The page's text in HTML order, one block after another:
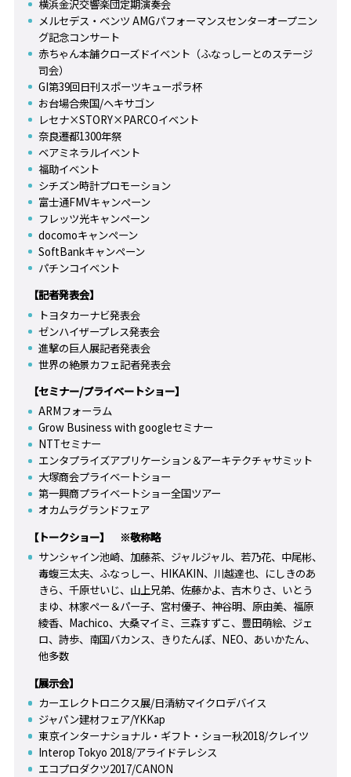
横浜金沢交響楽団定期演奏会
メルセデス・ベンツ AMGパフォーマンスセンターオープニン
グ記念コンサート
赤ちゃん本舗クローズドイベント（ふなっしーとのステージ
司会）
GI第39回日刊スポーツキューポラ杯
お台場合衆国/ヘキサゴン
レセナ×STORY×PARCOイベント
奈良遷都1300年祭
ベアミネラルイベント
福助イベント
シチズン時計プロモーション
富士通FMVキャンペーン
フレッツ光キャンペーン
docomoキャンペーン
SoftBankキャンペーン
パチンコイベント
【記者発表会】
トヨタカーナビ発表会
ゼンハイザープレス発表会
進撃の巨人展記者発表会
世界の絶景カフェ記者発表会
【セミナー/プライベートショー】
ARMフォーラム
Grow Business with googleセミナー
NTTセミナー
エンタプライズアプリケーション＆アーキテクチャサミット
大塚商会プライベートショー
第一興商プライベートショー全国ツアー
オカムラグランドフェア
【トークショー】 ※敬称略
サンシャイン池崎、加藤茶、ジャルジャル、若乃花、中尾彬、
毒蝮三太夫、ふなっしー、HIKAKIN、川越達也、にしきのあ
きら、千原せいじ、山上兄弟、佐藤かよ、吉木りさ、いとう
まゆ、林家ペー＆パー子、宮村優子、神谷明、原由美、福原
綾香、Machico、大桑マイミ、三森すずこ、豊田萌絵、ジェ
ロ、詩歩、南国バカンス、きりたんぽ、NEO、あいかたん、
他多数
【展示会】
カーエレクトロニクス展/日清紡マイクロデバイス
ジャパン建材フェア/YKKap
東京インターナショナル・ギフト・ショー秋2018/クレイツ
Interop Tokyo 2018/アライドテレシス
エコプロダクツ2017/CANON